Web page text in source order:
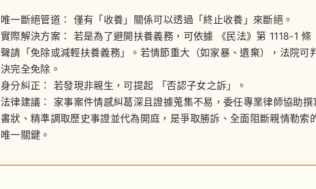
唯一斷絕管道：
僅有「收養」關係可以透過「終止收養」來斷絕。
實際解決方案：
若是為了避開扶養義務，可依據
《民法》第 1118-1 條
聲請「免除或減輕扶養義務」。若情節重大（如家暴、遺棄），法院可
決完全免除。
身分糾正：
若發現非親生，可提起 「否認子女之訴」
。
法律建議：
家事案件情感糾葛深且證據蒐集不易，委任專業律師協助撰
書狀、精準調取歷史事證並代為開庭，是爭取勝訴、全面阻斷親情勒索
唯一關鍵。